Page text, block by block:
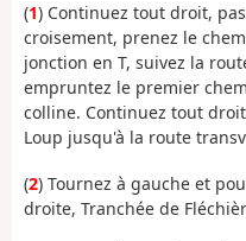
(1) Continuez tout droit,
croisement, prenez le
jonction en T, suivez la
empruntez le premier
colline. Continuez tout
Loup jusqu'à la route
(2) Tournez à gauche et
droite, Tranchée de